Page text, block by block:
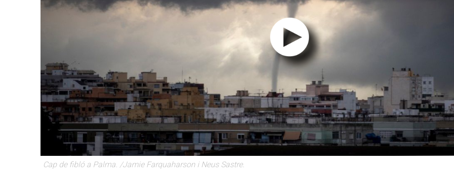
Cap de fibló a Palma. /Jamie Farquaharson i Neus Sastre.